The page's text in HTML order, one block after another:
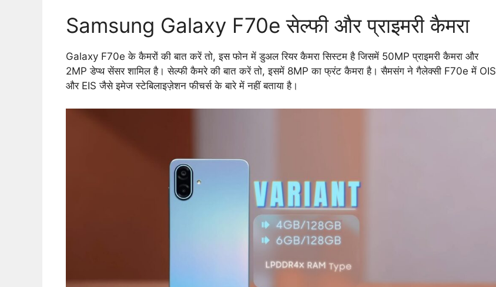
Samsung Galaxy F70e सेल्फी और प्राइमरी कैमरा
Galaxy F70e के कैमरों की बात करें तो, इस फोन में डुअल रियर कैमरा सिस्टम है जिसमें 50MP प्राइमरी कैमरा और
2MP डेप्थ सेंसर शामिल है। सेल्फी कैमरे की बात करें तो, इसमें 8MP का फ्रंट कैमरा है। सैमसंग ने गैलेक्सी F70e में OIS
और EIS जैसे इमेज स्टेबिलाइज़ेशन फीचर्स के बारे में नहीं बताया है।